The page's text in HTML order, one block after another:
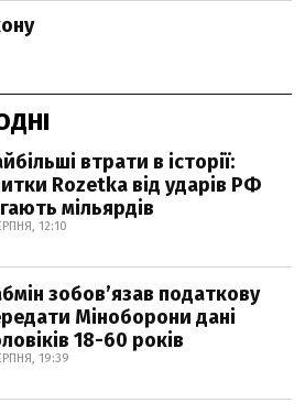
втрати в історії:
Rozetka від ударів РФ
мільярдів
12:10
зобовʼязав податкову
Міноборони дані
18-60 років
19:39